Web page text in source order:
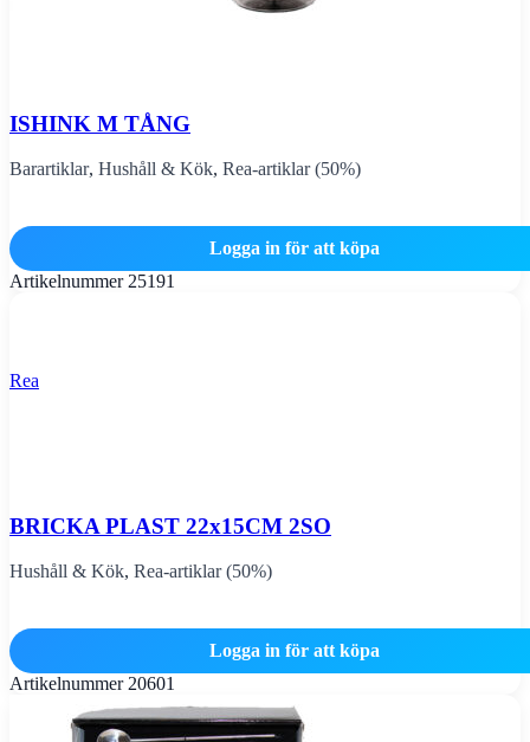
ISHINK M TÅNG
Barartiklar, Hushåll & Kök, Rea-artiklar (50%)
Logga in för att köpa
Artikelnummer 25191
Rea
BRICKA PLAST 22x15CM 2SO
Hushåll & Kök, Rea-artiklar (50%)
Logga in för att köpa
Artikelnummer 20601